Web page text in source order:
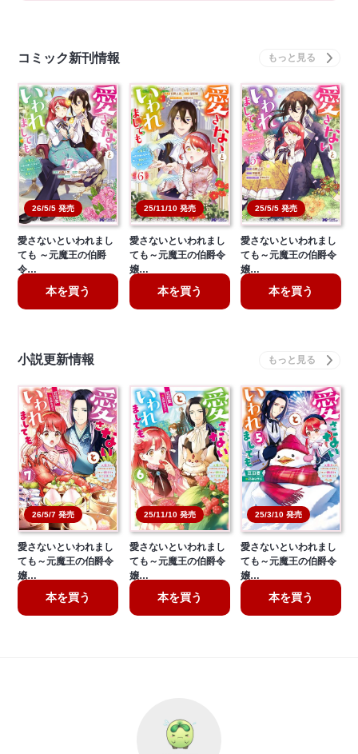
コミック新刊情報
26/5/5 発売
愛さないといわれまし
ても ～元魔王の伯爵
令…
本を買う
25/11/10 発売
愛さないといわれまし
ても～元魔王の伯爵令
嬢…
本を買う
25/5/5 発売
愛さないといわれまし
ても～元魔王の伯爵令
嬢…
本を買う
小説更新情報
26/5/7 発売
愛さないといわれまし
ても～元魔王の伯爵令
嬢…
本を買う
25/11/10 発売
愛さないといわれまし
ても～元魔王の伯爵令
嬢…
本を買う
25/3/10 発売
愛さないといわれまし
ても～元魔王の伯爵令
嬢…
本を買う